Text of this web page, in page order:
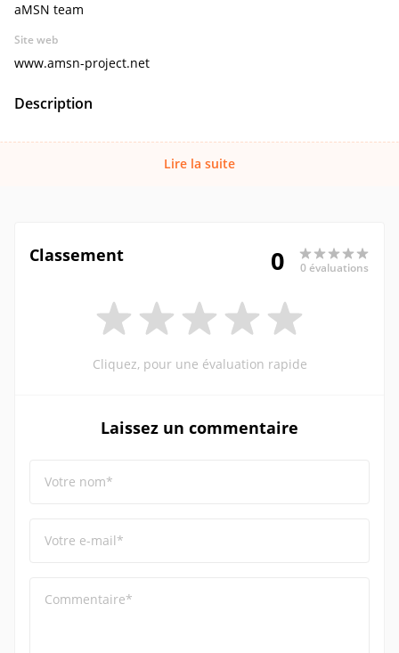
aMSN team
Site web
www.amsn-project.net
Description
Lire la suite
Classement 0 0 évaluations
Cliquez, pour une évaluation rapide
Laissez un commentaire
Votre nom*
Votre e-mail*
Commentaire*